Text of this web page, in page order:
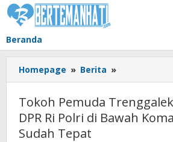
Lewati
ke
Beranda
Homepage » Berita »
Pemuda
Keputusan
DPR
Tokoh Pemuda
DPR Ri Polri di Bawah
Sudah Tepat